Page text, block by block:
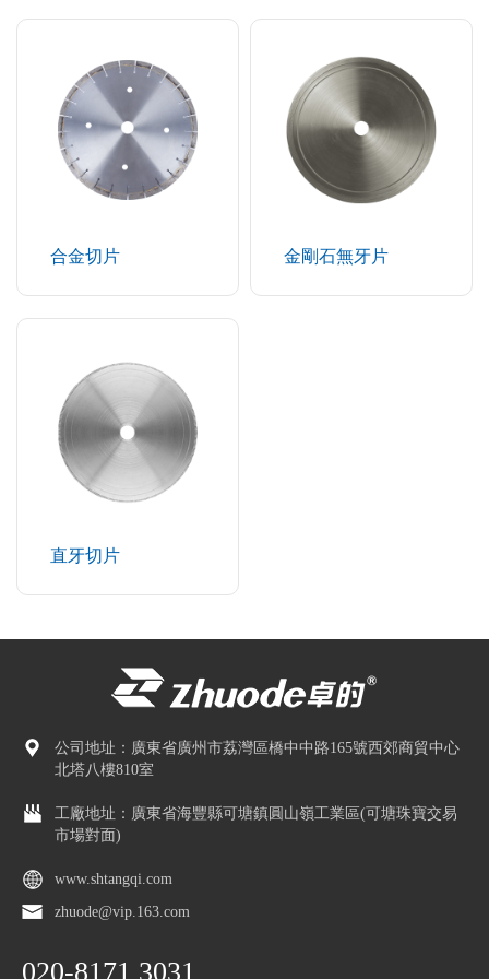
合金切片 金剛石無牙片
直牙切片
公司地址：廣東省廣州市荔灣區橋中中路165號西郊商貿中心
北塔八樓810室
工廠地址：廣東省海豐縣可塘鎮圓山嶺工業區(可塘珠寶交易
市場對面)
www.shtangqi.com
zhuode@vip.163.com
020-8171 3031